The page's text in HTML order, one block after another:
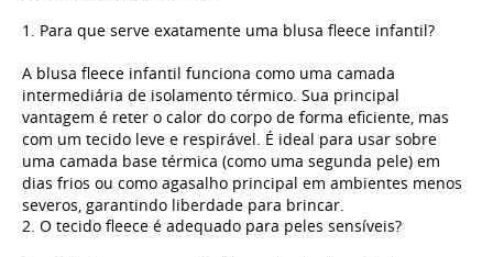
1. Para que serve exatamente uma blusa fleece infantil?
A blusa fleece infantil funciona como uma camada
intermediária de isolamento térmico. Sua principal
vantagem é reter o calor do corpo de forma eficiente, mas
com um tecido leve e respirável. É ideal para usar sobre
uma camada base térmica (como uma segunda pele) em
dias frios ou como agasalho principal em ambientes menos
severos, garantindo liberdade para brincar.
2. O tecido fleece é adequado para peles sensíveis?